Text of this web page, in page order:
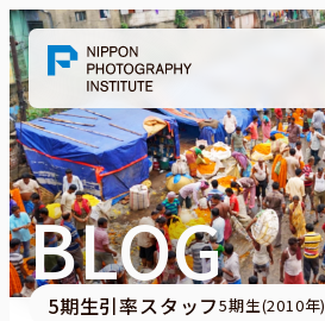
BLOG
5期生引率スタッフ5期生(2010年)